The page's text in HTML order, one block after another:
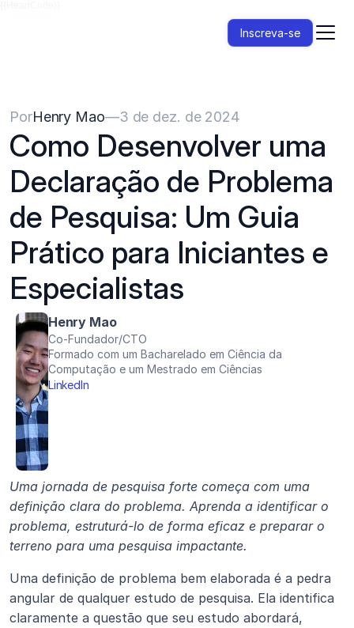
Inscreva-se
PorHenry Mao—3 de dez. de 2024
Como Desenvolver uma
Declaração de Problema
de Pesquisa: Um Guia
Prático para Iniciantes e
Especialistas
Henry Mao
Co-Fundador/CTO
Formado com um Bacharelado em Ciência da
Computação e um Mestrado em Ciências
LinkedIn
Uma jornada de pesquisa forte começa com uma
definição clara do problema. Aprenda a identificar o
problema, estruturá-lo de forma eficaz e preparar o
terreno para uma pesquisa impactante.
Uma definição de problema bem elaborada é a pedra
angular de qualquer estudo de pesquisa. Ela identifica
claramente a questão que seu estudo abordará,